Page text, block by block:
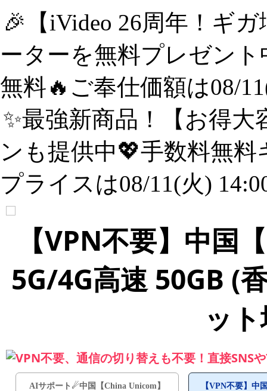
🎉【iVideo 26周年！ギ
ーターを無料プレゼン
無料🔥ご奉仕価額は08/
✨️最強新商品！【お得
ンも提供中💖手数料無
プライスは08/11(火)
【VPN不要】中
5G/4G高速 50GB (
ッ
VPN不要、通信の切り替えも不要！直接SNS
AIサポート☄中国【China Unicom】
【VPN不要】中